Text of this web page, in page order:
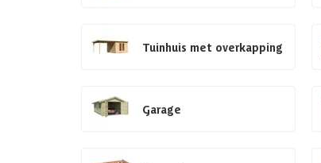
Tuinhuis met overkapping
Garage